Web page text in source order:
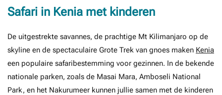
Safari in Kenia met kinderen
De uitgestrekte savannes, de prachtige Mt Kilimanjaro op de
skyline en de spectaculaire Grote Trek van gnoes maken Kenia
een populaire safaribestemming voor gezinnen. In de bekende
nationale parken, zoals de Masai Mara, Amboseli National
Park, en het Nakurumeer kunnen jullie samen met de kinderen